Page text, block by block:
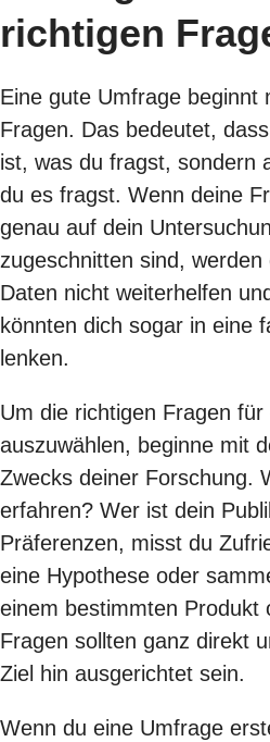
richtigen
Eine gute Umfrage beginnt
Fragen. Das bedeutet,
ist, was du fragst, sondern
du es fragst. Wenn deine
genau auf dein
zugeschnitten sind,
Daten nicht weiterhelfen
könnten dich sogar in eine
lenken.
Um die richtigen Fragen
auszuwählen, beginne mit
Zwecks deiner Forschung.
erfahren? Wer ist dein
Präferenzen, misst du
eine Hypothese oder
einem bestimmten Produkt
Fragen sollten ganz direkt
Ziel hin ausgerichtet sein.
Wenn du eine Umfrage